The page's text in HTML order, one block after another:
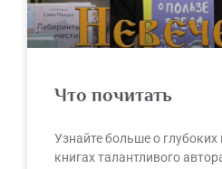
Что почитать
Узнайте больше о
книгах талантливого